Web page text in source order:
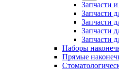
Запчасти
Запчасти
Запчасти
Запчасти
Запчасти
Наборы
Прямые